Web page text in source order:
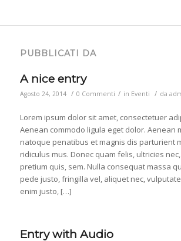
PUBBLICATI DA
A nice entry
Agosto 24, 2014 / 0 Commenti / in Eventi / da
Lorem ipsum dolor sit amet, consectetuer
Aenean commodo ligula eget dolor. Aenean
natoque penatibus et magnis dis parturient
ridiculus mus. Donec quam felis, ultricies
pretium quis, sem. Nulla consequat massa
pede justo, fringilla vel, aliquet nec,
enim justo, […]
Entry with Audio